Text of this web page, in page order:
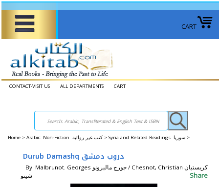
CART
CONTACT-VISIT US ALL DEPARTMENTS CART
Home > Arabic: Non-Fiction كتب غير روائية > Syria and Related Readings سوريا >
Durub Damashq دروب دمشق
By: Malbrunot. Georges جورج مالبرونو / Chesnot, Christian كريستيان
شينو
Share